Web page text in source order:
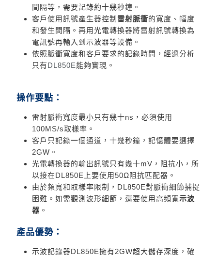
間隔等，需要記錄約十幾秒鐘。
客戶使用訊號產生器控制 雷射脈衝的寬度、幅度
和發生間隔。 再用光電轉換器將雷射訊號轉換為
電訊號再輸入到示波器等設備。
依照脈衝寬度和客戶要求的記錄時間，經過分析
只有DL850E能夠實現。
操作要點：
雷射脈衝寬度最小只有幾十ns，必須使用
100MS/s取樣率。
客戶只記錄一個通道，十幾秒鐘，記憶體要選擇
2GW。
光電轉換器的輸出訊號只有幾十mV，阻抗小，所
以接在DL850E上要使用50Ω阻抗匹配器。
由於頻寬和取樣率限制，DL850E對脈衝細節捕捉
困難。 如需觀測波形細節，還要使用高頻寬示波
器 。
產品優勢：
示波記錄器DL850E擁有2GW超大儲存深度，確